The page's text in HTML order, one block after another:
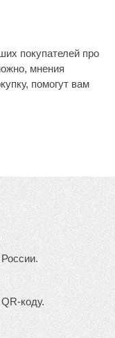
покупателей про
мнения
помогут вам
коду.